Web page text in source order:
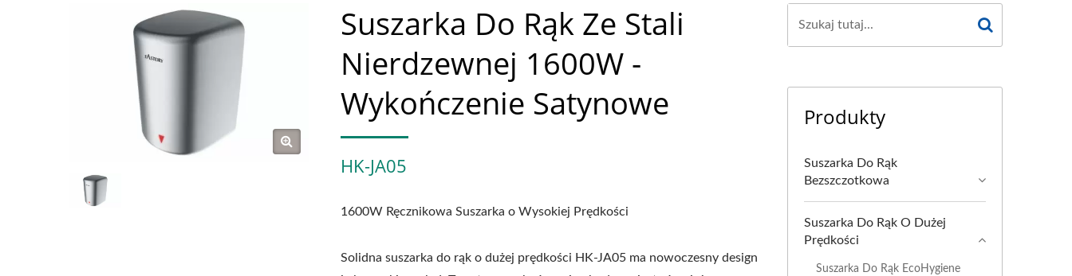
Suszarka Do Rąk Ze Stali
Nierdzewnej 1600W -
Wykończenie Satynowe
HK-JA05
1600W Ręcznikowa Suszarka o Wysokiej Prędkości
Solidna suszarka do rąk o dużej prędkości HK-JA05 ma nowoczesny design
Produkty
Suszarka Do Rąk
Bezszczotkowa
Suszarka Do Rąk O Dużej
Prędkości
Suszarka Do Rąk EcoHygiene